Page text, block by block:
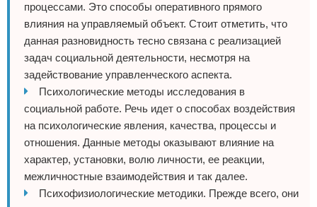
процессами. Это способы оперативного прямого
влияния на управляемый объект. Стоит отметить, что
данная разновидность тесно связана с реализацией
задач социальной деятельности, несмотря на
задействование управленческого аспекта.
Психологические методы исследования в
социальной работе. Речь идет о способах воздействия
на психологические явления, качества, процессы и
отношения. Данные методы оказывают влияние на
характер, установки, волю личности, ее реакции,
межличностные взаимодействия и так далее.
Психофизиологические методики. Прежде всего, они